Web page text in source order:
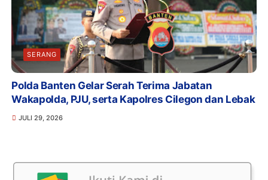
SERANG
Polda Banten Gelar Serah Terima Jabatan
Wakapolda, PJU, serta Kapolres Cilegon dan Lebak
JULI 29, 2026